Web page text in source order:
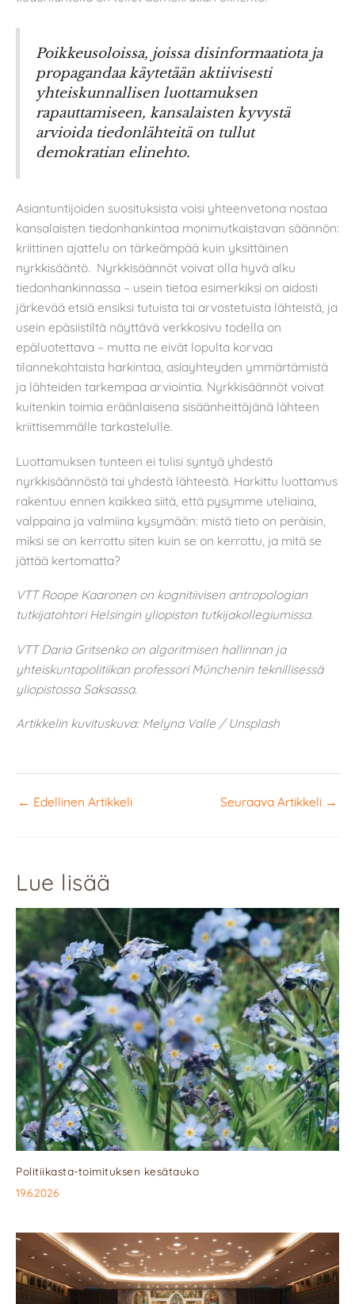
Poikkeusoloissa, joissa disinformaatiota ja
propagandaa käytetään aktiivisesti
yhteiskunnallisen luottamuksen
rapauttamiseen, kansalaisten kyvystä
arvioida tiedonlähteitä on tullut
demokratian elinehto.
Asiantuntijoiden suosituksista voisi yhteenvetona nostaa
kansalaisten tiedonhankintaa monimutkaistavan säännön:
kriittinen ajattelu on tärkeämpää kuin yksittäinen
nyrkkisääntö. Nyrkkisäännöt voivat olla hyvä alku
tiedonhankinnassa – usein tietoa esimerkiksi on aidosti
järkevää etsiä ensiksi tutuista tai arvostetuista lähteistä, ja
usein epäsiistiltä näyttävä verkkosivu todella on
epäluotettava – mutta ne eivät lopulta korvaa
tilannekohtaista harkintaa, asiayhteyden ymmärtämistä
ja lähteiden tarkempaa arviointia. Nyrkkisäännöt voivat
kuitenkin toimia eräänlaisena sisäänheittäjänä lähteen
kriittisemmälle tarkastelulle.
Luottamuksen tunteen ei tulisi syntyä yhdestä
nyrkkisäännöstä tai yhdestä lähteestä. Harkittu luottamus
rakentuu ennen kaikkea siitä, että pysymme uteliaina,
valppaina ja valmiina kysymään: mistä tieto on peräisin,
miksi se on kerrottu siten kuin se on kerrottu, ja mitä se
jättää kertomatta?
VTT Roope Kaaronen on kognitiivisen antropologian
tutkijatohtori Helsingin yliopiston tutkijakollegiumissa.
VTT Daria Gritsenko on algoritmisen hallinnan ja
yhteiskuntapolitiikan professori Münchenin teknillisessä
yliopistossa Saksassa.
Artikkelin kuvituskuva: Melyna Valle / Unsplash
← Edellinen Artikkeli Seuraava Artikkeli →
Lue lisää
Politiikasta-toimituksen kesätauko
19.6.2026